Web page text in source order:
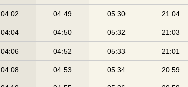
04:02 04:49 05:30 21:04
04:04 04:50 05:32 21:03
04:06 04:52 05:33 21:01
04:08 04:53 05:34 20:59